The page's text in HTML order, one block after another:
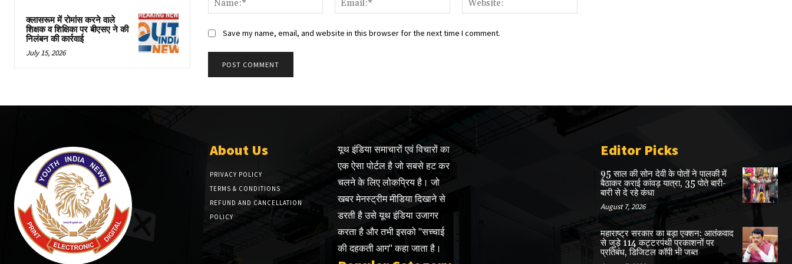
क्लासरूम में रोमांस करने वाले
शिक्षक व शिक्षिका पर बीएसए ने की
निलंबन की कार्रवाई
July 15, 2026
Save my name, email, and website in this browser for the next time I comment.
About Us
PRIVACY POLICY
TERMS & CONDITIONS
REFUND AND CANCELLATION
POLICY
यूथ इंडिया समाचारों एवं विचारों का
एक ऐसा पोर्टल है जो सबसे हट कर
चलने के लिए लोकप्रिय है। जो
खबर मेनस्ट्रीम मीडिया दिखाने से
डरती है उसे यूथ इंडिया उजागर
करता है और तभी इसको "सच्चाई
की दहकती आग" कहा जाता है।
Editor Picks
95 साल की सोन देवी के पोतों ने पालकी में
बैठाकर कराई कांवड़ यात्रा, 35 पोते बारी-
बारी से दे रहे कंधा
August 7, 2026
महाराष्ट्र सरकार का बड़ा एक्शन: आतंकवाद
से जुड़े 114 कट्टरपंथी प्रकाशनों पर
प्रतिबंध, डिजिटल कॉपी भी जब्त